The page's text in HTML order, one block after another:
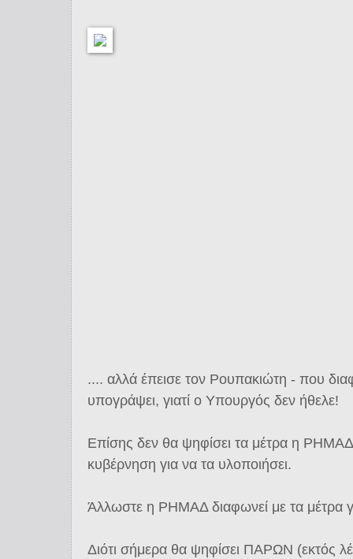
.... αλλά έπεισε τον Ρουπακιώτη - που
υπογράψει, γιατί ο Υπουργός δεν ήθελε!
Επίσης δεν θα ψηφίσει τα μέτρα η ΡΗΜΑΔ
κυβέρνηση για να τα υλοποιήσει.
Άλλωστε η ΡΗΜΑΔ διαφωνεί με τα μέτρα
Διότι σήμερα θα ψηφίσει ΠΑΡΩΝ (εκτός